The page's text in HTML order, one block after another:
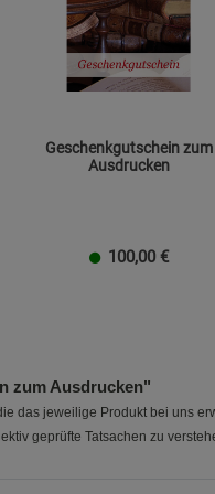
Geschenkgutschein zum
Ausdrucken
100,00 €
zum Ausdrucken"
das jeweilige Produkt bei uns
geprüfte Tatsachen zu